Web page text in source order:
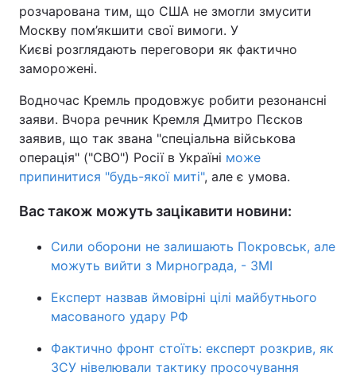
розчарована тим, що США не змогли змусити
Москву пом’якшити свої вимоги. У
Києві розглядають переговори як фактично
заморожені.
Водночас Кремль продовжує робити резонансні
заяви. Вчора речник Кремля Дмитро Пєсков
заявив, що так звана "спеціальна військова
операція" ("СВО") Росії в Україні може
припинитися "будь-якої миті", але є умова.
Вас також можуть зацікавити новини:
Сили оборони не залишають Покровськ, але
можуть вийти з Мирнограда, - ЗМІ
Експерт назвав ймовірні цілі майбутнього
масованого удару РФ
Фактично фронт стоїть: експерт розкрив, як
ЗСУ нівелювали тактику просочування